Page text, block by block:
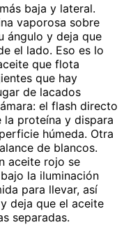
baja y lateral.
vaporosa sobre
ángulo y deja que
el lado. Eso es lo
que flota
que hay
de lacados
el flash directo
la proteína y dispara
húmeda. Otra
de blancos.
aceite rojo se
la iluminación
para llevar, así
deja que el aceite
separadas.